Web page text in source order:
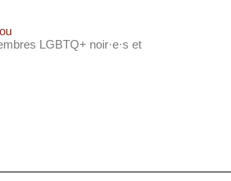
LGBTQ+ noir·e·s et